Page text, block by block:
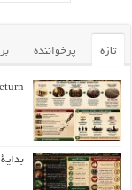
تازه پرخواننده